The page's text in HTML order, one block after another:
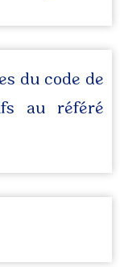
du code de
au référé